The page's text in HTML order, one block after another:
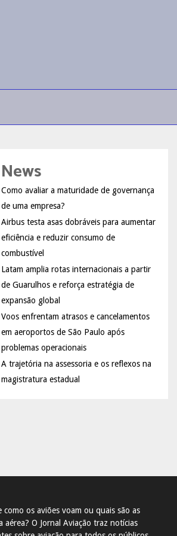
News
Como avaliar a maturidade de governança
de uma empresa?
Airbus testa asas dobráveis para aumentar
eficiência e reduzir consumo de
combustível
Latam amplia rotas internacionais a partir
de Guarulhos e reforça estratégia de
expansão global
Voos enfrentam atrasos e cancelamentos
em aeroportos de São Paulo após
problemas operacionais
A trajetória na assessoria e os reflexos na
magistratura estadual
como os aviões voam ou quais são as
aérea? O Jornal Aviação traz notícias